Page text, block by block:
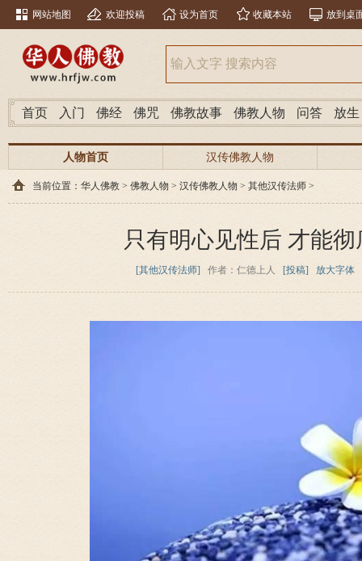
网站地图 欢迎投稿 设为首页 收藏本站 放到桌
首页 入门 佛经 佛咒 佛教故事 佛教人物 问答 放生
人物首页 汉传佛教人物
当前位置： 华人佛教 > 佛教人物 > 汉传佛教人物 > 其他汉传法师 >
只有明心见性后 才能
[其他汉传法师] 作者：仁德上人 [投稿] 放大字体